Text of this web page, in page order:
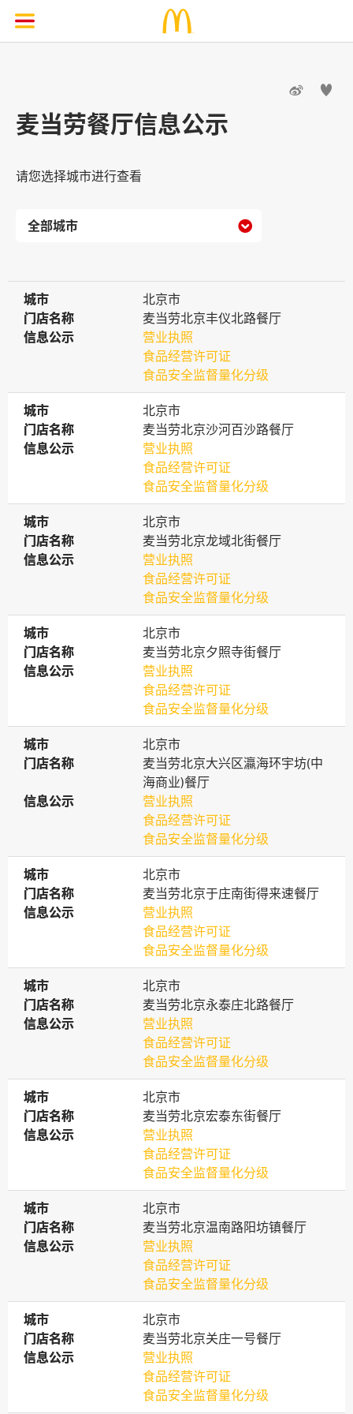
 
麦当劳餐厅信息公示
请您选择城市进行查看

城市
城市
北京市
门店名称
门店名称
麦当劳北京丰仪北路餐厅
信息公示
信息公示
营业执照
食品经营许可证
食品安全监督量化分级
城市
城市
北京市
门店名称
门店名称
麦当劳北京沙河百沙路餐厅
信息公示
信息公示
营业执照
食品经营许可证
食品安全监督量化分级
城市
城市
北京市
门店名称
门店名称
麦当劳北京龙域北街餐厅
信息公示
信息公示
营业执照
食品经营许可证
食品安全监督量化分级
城市
城市
北京市
门店名称
门店名称
麦当劳北京夕照寺街餐厅
信息公示
信息公示
营业执照
食品经营许可证
食品安全监督量化分级
城市
城市
北京市
门店名称
门店名称
麦当劳北京大兴区瀛海环宇坊(中
海商业)餐厅
信息公示
信息公示
营业执照
食品经营许可证
食品安全监督量化分级
城市
城市
北京市
门店名称
门店名称
麦当劳北京于庄南街得来速餐厅
信息公示
信息公示
营业执照
食品经营许可证
食品安全监督量化分级
城市
城市
北京市
门店名称
门店名称
麦当劳北京永泰庄北路餐厅
信息公示
信息公示
营业执照
食品经营许可证
食品安全监督量化分级
城市
城市
北京市
门店名称
门店名称
麦当劳北京宏泰东街餐厅
信息公示
信息公示
营业执照
食品经营许可证
食品安全监督量化分级
城市
城市
北京市
门店名称
门店名称
麦当劳北京温南路阳坊镇餐厅
信息公示
信息公示
营业执照
食品经营许可证
食品安全监督量化分级
城市
城市
北京市
门店名称
门店名称
麦当劳北京关庄一号餐厅
信息公示
信息公示
营业执照
食品经营许可证
食品安全监督量化分级